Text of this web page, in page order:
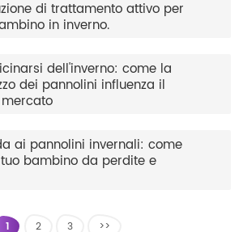
di trattamento attivo per
in inverno.
dell'inverno: come la
dei pannolini influenza il
ai pannolini invernali: come
bambino da perdite e
1 2 3 >>